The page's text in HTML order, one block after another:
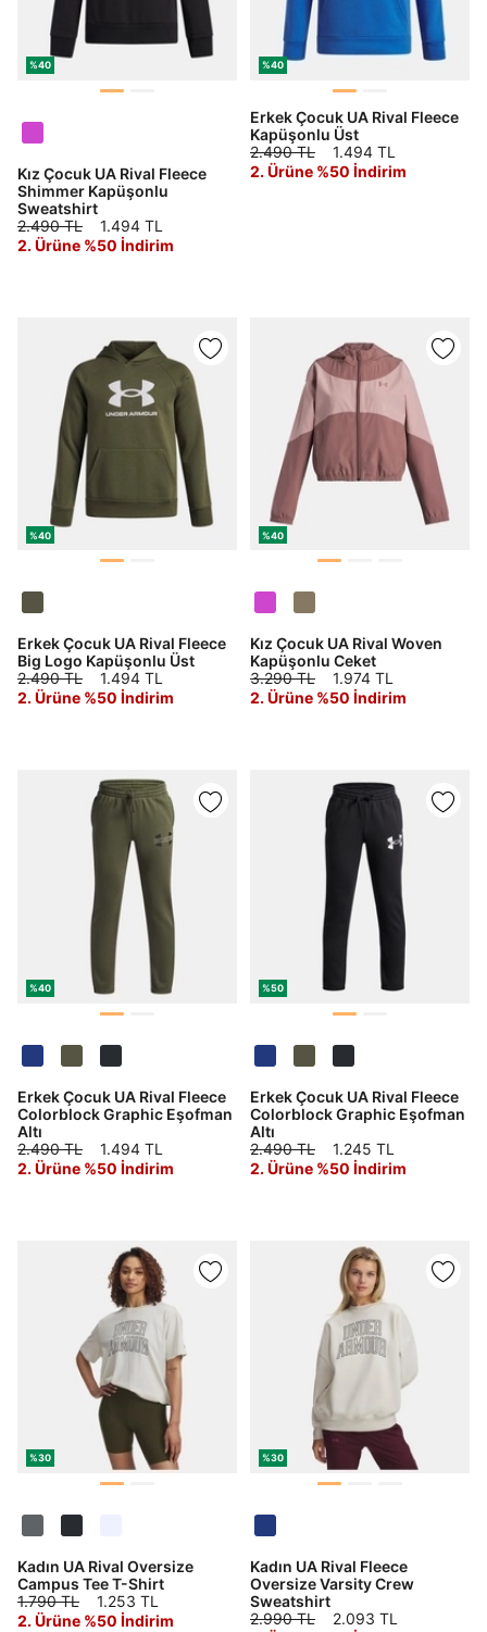
%40
Kız Çocuk UA Rival Fleece
Shimmer Kapüşonlu
Sweatshirt
2.490 TL
1.494 TL
2. Ürüne %50 İndirim
%40
Erkek Çocuk UA Rival Fleece
Kapüşonlu Üst
2.490 TL
1.494 TL
2. Ürüne %50 İndirim
%40
Erkek Çocuk UA Rival Fleece
Big Logo Kapüşonlu Üst
2.490 TL
1.494 TL
2. Ürüne %50 İndirim
%40
Kız Çocuk UA Rival Woven
Kapüşonlu Ceket
3.290 TL
1.974 TL
2. Ürüne %50 İndirim
%40
Erkek Çocuk UA Rival Fleece
Colorblock Graphic Eşofman
Altı
2.490 TL
1.494 TL
2. Ürüne %50 İndirim
%50
Erkek Çocuk UA Rival Fleece
Colorblock Graphic Eşofman
Altı
2.490 TL
1.245 TL
2. Ürüne %50 İndirim
%30
Kadın UA Rival Oversize
Campus Tee T-Shirt
1.790 TL
1.253 TL
2. Ürüne %50 İndirim
%30
Kadın UA Rival Fleece
Oversize Varsity Crew
Sweatshirt
2.990 TL
2.093 TL